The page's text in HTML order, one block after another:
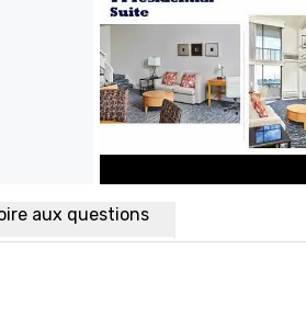
aux questions